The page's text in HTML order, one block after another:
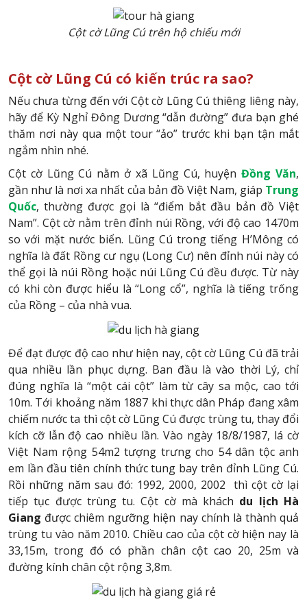
Cột cờ Lũng Cú trên hộ chiếu mới
Cột cờ Lũng Cú có kiến trúc ra sao?
Nếu chưa từng đến với Cột cờ Lũng Cú thiêng liêng này,
hãy để Kỳ Nghỉ Đông Dương “dẫn đường” đưa bạn ghé
thăm nơi này qua một tour “ảo” trước khi bạn tận mắt
ngắm nhìn nhé.
Cột cờ Lũng Cú nằm ở xã Lũng Cú, huyệnĐồng Văn,
gần như là nơi xa nhất của bản đồ Việt Nam, giáp Trung
Quốc, thường được gọi là “điểm bắt đầu bản đồ Việt
Nam”. Cột cờ nằm trên đỉnh núi Rồng, với độ cao 1470m
so với mặt nước biển. Lũng Cú trong tiếng H’Mông có
nghĩa là đất Rồng cư ngụ (Long Cư) nên đỉnh núi này có
thể gọi là núi Rồng hoặc núi Lũng Cú đều được. Từ này
có khi còn được hiểu là “Long cổ”, nghĩa là tiếng trống
của Rồng – của nhà vua.
Để đạt được độ cao như hiện nay, cột cờ Lũng Cú đã trải
qua nhiều lần phục dựng. Ban đầu là vào thời Lý, chỉ
đúng nghĩa là “một cái cột” làm từ cây sa mộc, cao tới
10m. Tới khoảng năm 1887 khi thực dân Pháp đang xâm
chiếm nước ta thì cột cờ Lũng Cú được trùng tu, thay đổi
kích cỡ lẫn độ cao nhiều lần. Vào ngày 18/8/1987, lá cờ
Việt Nam rộng 54m2 tượng trưng cho 54 dân tộc anh
em lần đầu tiên chính thức tung bay trên đỉnh Lũng Cú.
Rồi những năm sau đó: 1992, 2000, 2002 thì cột cờ lại
tiếp tục được trùng tu. Cột cờ mà khách du lịch Hà
Giang được chiêm ngưỡng hiện nay chính là thành quả
trùng tu vào năm 2010. Chiều cao của cột cờ hiện nay là
33,15m, trong đó có phần chân cột cao 20, 25m và
đường kính chân cột rộng 3,8m.